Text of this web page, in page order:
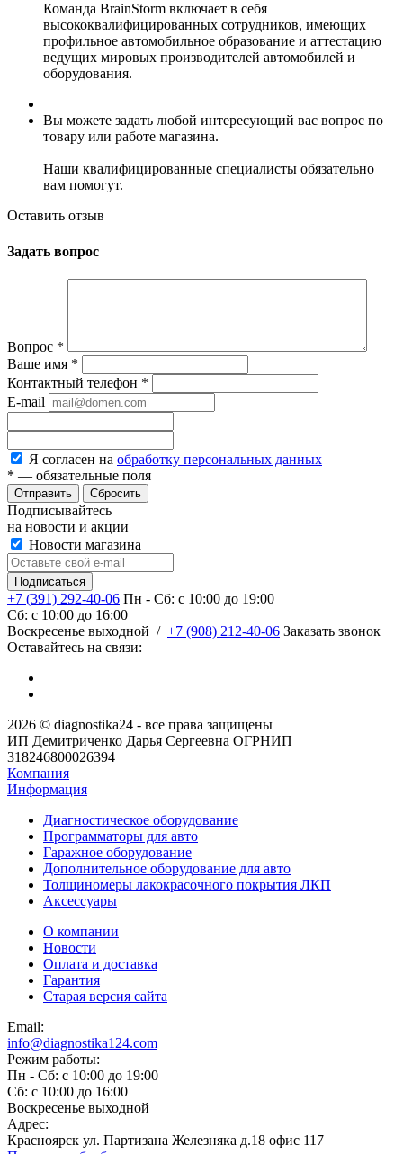
Команда BrainStorm включает в себя
высококвалифицированных сотрудников, имеющих
профильное автомобильное образование и аттестацию
ведущих мировых производителей автомобилей и
оборудования.
Вы можете задать любой интересующий вас вопрос по
товару или работе магазина.
Наши квалифицированные специалисты обязательно
вам помогут.
Оставить отзыв
Задать вопрос
Вопрос *
Ваше имя *
Контактный телефон *
E-mail
Я согласен на обработку персональных данных
* — обязательные поля
Сбросить
Подписывайтесь
на новости и акции
Новости магазина
+7 (391) 292-40-06 Пн - Сб: c 10:00 до 19:00
Сб: c 10:00 до 16:00
​Воскресенье выходной / +7 (908) 212-40-06 Заказать звонок
Оставайтесь на связи:
2026 © diagnostika24 - все права защищены
ИП Демитриченко Дарья Сергеевна ОГРНИП
318246800026394
Компания
Информация
Диагностическое оборудование
Программаторы для авто
Гаражное оборудование
Дополнительное оборудование для авто
Толщиномеры лакокрасочного покрытия ЛКП
Аксессуары
О компании
Новости
Оплата и доставка
Гарантия
Старая версия сайта
Email:
info@diagnostika124.com
Режим работы:
Пн - Сб: c 10:00 до 19:00
Сб: c 10:00 до 16:00
​Воскресенье выходной
Адрес:
Красноярск ул. Партизана Железняка д.18 офис 117